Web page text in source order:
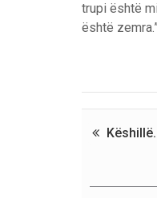
trupi është
është